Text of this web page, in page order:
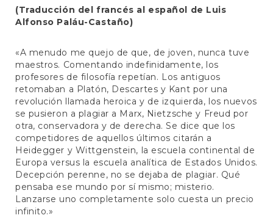
(Traducción del francés al español de Luis
Alfonso Paláu-Castaño)
«A menudo me quejo de que, de joven, nunca tuve
maestros. Comentando indefinidamente, los
profesores de filosofía repetían. Los antiguos
retomaban a Platón, Descartes y Kant por una
revolución llamada heroica y de izquierda, los nuevos
se pusieron a plagiar a Marx, Nietzsche y Freud por
otra, conservadora y de derecha. Se dice que los
competidores de aquellos últimos citarán a
Heidegger y Wittgenstein, la escuela continental de
Europa versus la escuela analítica de Estados Unidos.
Decepción perenne, no se dejaba de plagiar. Qué
pensaba ese mundo por sí mismo; misterio.
Lanzarse uno completamente solo cuesta un precio
infinito.»